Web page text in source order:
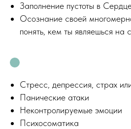
Заполнение пустоты в
Осознание своей
понять, кем ты являешься на
Стресс, депрессия, страх
Панические атаки
Неконтролируемые эмоции
Психосоматика